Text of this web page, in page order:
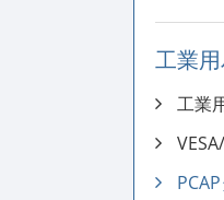
工業
工業